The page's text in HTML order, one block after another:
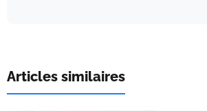
Articles similaires